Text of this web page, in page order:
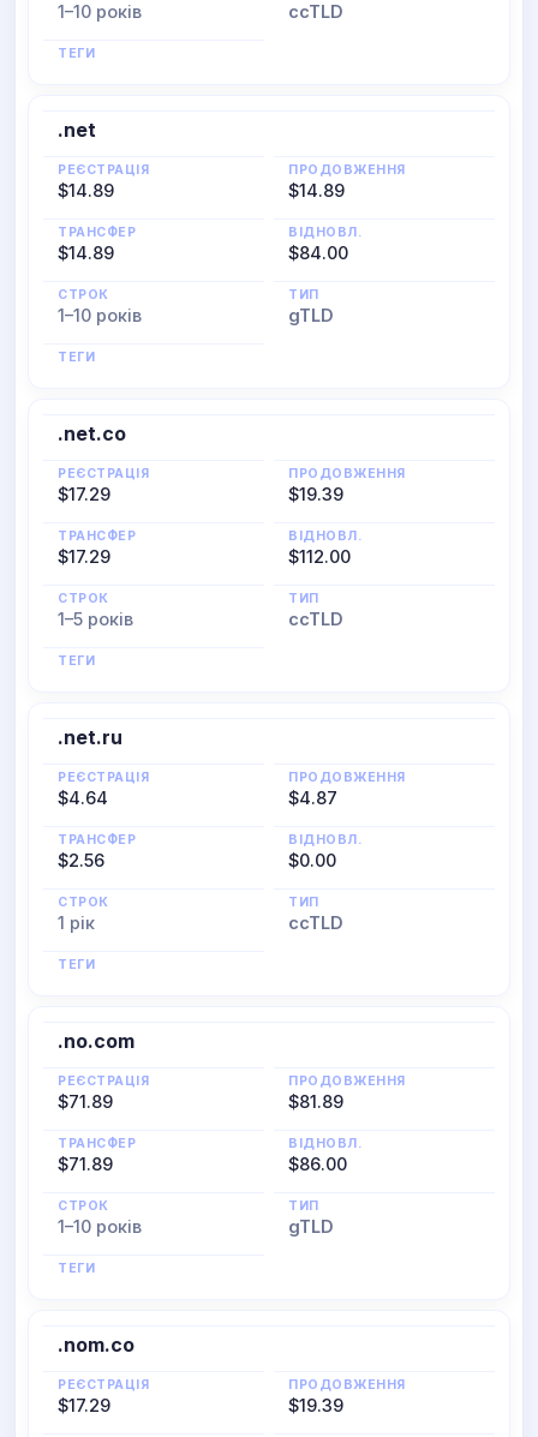
1–10 років ccTLD
ТЕГИ
.net
РЕЄСТРАЦІЯ
$14.89
ПРОДОВЖЕННЯ
$14.89
ТРАНСФЕР
$14.89
ВІДНОВЛ.
$84.00
СТРОК
1–10 років
ТИП
gTLD
ТЕГИ
.net.co
РЕЄСТРАЦІЯ
$17.29
ПРОДОВЖЕННЯ
$19.39
ТРАНСФЕР
$17.29
ВІДНОВЛ.
$112.00
СТРОК
1–5 років
ТИП
ccTLD
ТЕГИ
.net.ru
РЕЄСТРАЦІЯ
$4.64
ПРОДОВЖЕННЯ
$4.87
ТРАНСФЕР
$2.56
ВІДНОВЛ.
$0.00
СТРОК
1 рік
ТИП
ccTLD
ТЕГИ
.no.com
РЕЄСТРАЦІЯ
$71.89
ПРОДОВЖЕННЯ
$81.89
ТРАНСФЕР
$71.89
ВІДНОВЛ.
$86.00
СТРОК
1–10 років
ТИП
gTLD
ТЕГИ
.nom.co
РЕЄСТРАЦІЯ
$17.29
ПРОДОВЖЕННЯ
$19.39